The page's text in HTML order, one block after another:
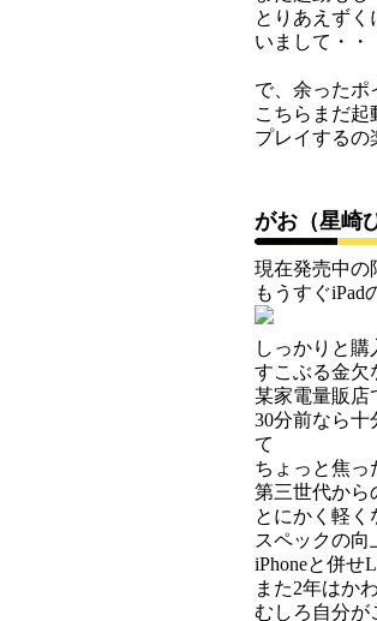
とりあえず
いまして・・
で、余ったポ
こちらまだ
プレイする
がお（星崎
現在発売中の
もうすぐ
しっかりと
すこぶる金欠
某家電量販店
30分前なら十
て
ちょっと焦っ
第三世代から
とにかく軽
スペックの
iPhoneと併せ
また2年はか
むしろ自分が